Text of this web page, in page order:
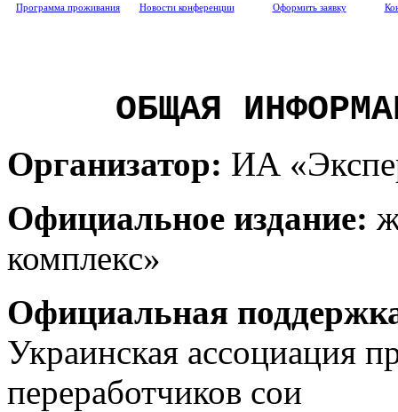
Программа проживания Новости конференции Оформить заявку
ОБЩАЯ
Организатор: ИА
Официальное издание:
комплекс»
Официальная
Украинская ассоциация
переработчиков сои